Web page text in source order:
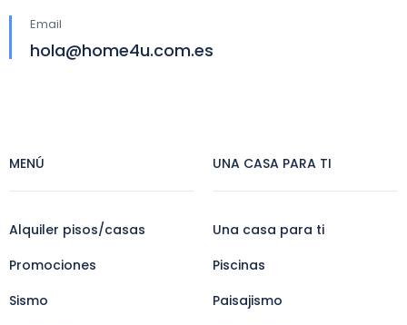
Email
hola@home4u.com.es
MENÚ
Alquiler pisos/casas
Promociones
Sismo
UNA CASA PARA TI
Una casa para ti
Piscinas
Paisajismo